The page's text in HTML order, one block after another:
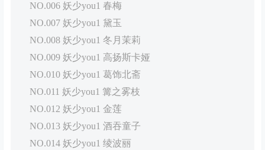
NO.006 妖少you1 春梅
NO.007 妖少you1 黛玉
NO.008 妖少you1 冬月茉莉
NO.009 妖少you1 高扬斯卡娅
NO.010 妖少you1 葛饰北斋
NO.011 妖少you1 篝之雾枝
NO.012 妖少you1 金莲
NO.013 妖少you1 酒吞童子
NO.014 妖少you1 绫波丽